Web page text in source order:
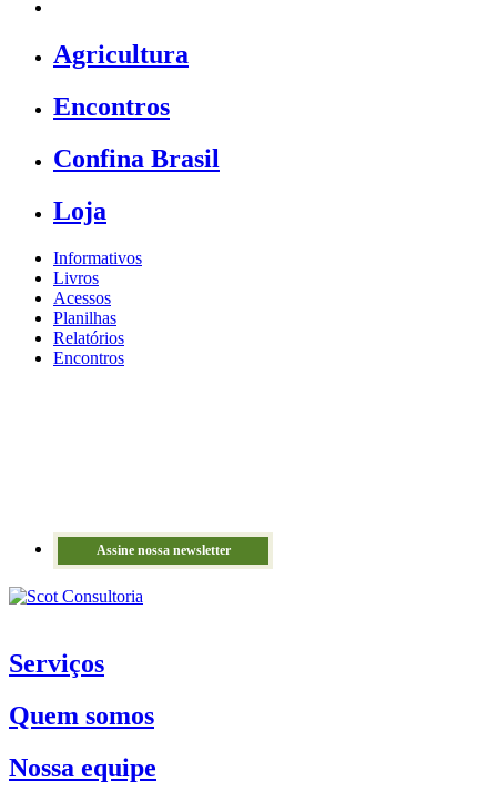
Agricultura
Encontros
Confina Brasil
Loja
Informativos
Livros
Acessos
Planilhas
Relatórios
Encontros
Assine nossa newsletter
Serviços
Quem somos
Nossa equipe